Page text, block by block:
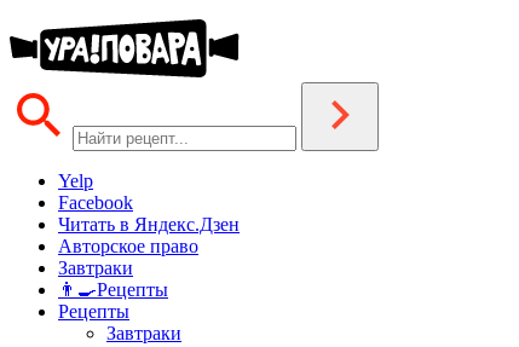
Yelp
Facebook
Читать в Яндекс.Дзен
Авторское право
Завтраки
👨‍🍳Рецепты
Рецепты
Завтраки